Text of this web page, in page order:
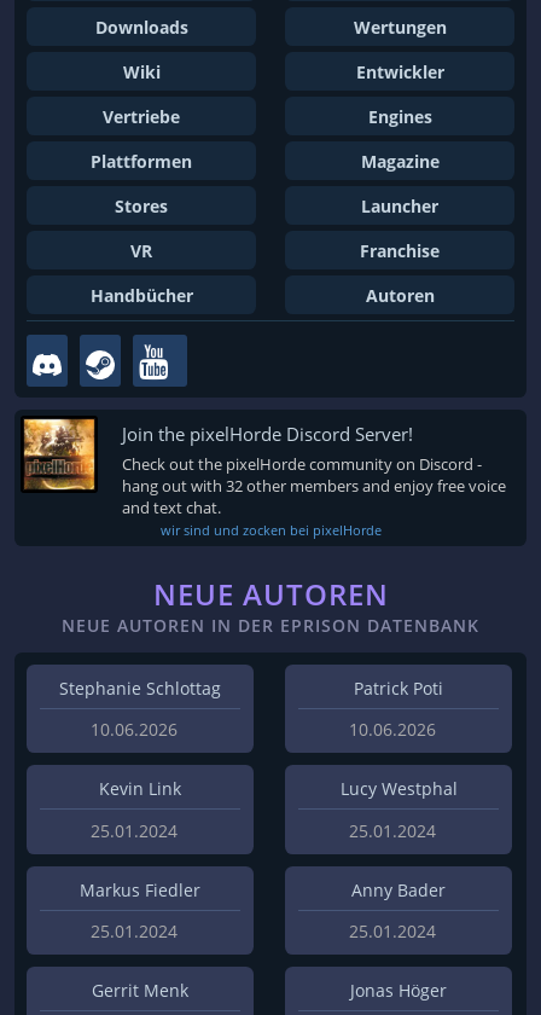
Downloads
Wertungen
Wiki
Entwickler
Vertriebe
Engines
Plattformen
Magazine
Stores
Launcher
VR
Franchise
Handbücher
Autoren
Join the pixelHorde Discord Server!
Check out the pixelHorde community on Discord -
hang out with 32 other members and enjoy free voice
and text chat.
wir sind und zocken bei pixelHorde
NEUE AUTOREN
NEUE AUTOREN IN DER EPRISON DATENBANK
Stephanie Schlottag
10.06.2026
Patrick Poti
10.06.2026
Kevin Link
25.01.2024
Lucy Westphal
25.01.2024
Markus Fiedler
25.01.2024
Anny Bader
25.01.2024
Gerrit Menk Jonas Höger